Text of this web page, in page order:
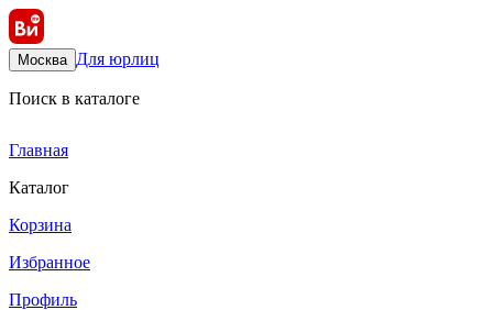
Москва Для юрлиц
Поиск в каталоге
Главная
Каталог
Корзина
Избранное
Профиль